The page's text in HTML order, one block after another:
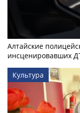
Алтайские
инсценировавших
Культура